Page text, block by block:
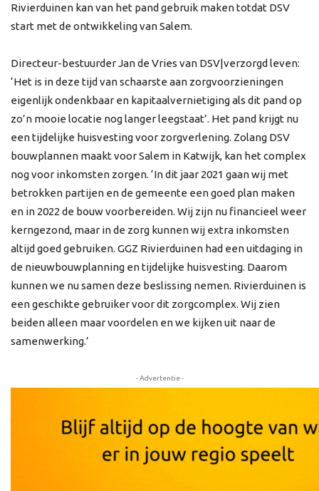
Rivierduinen kan van het pand gebruik maken totdat DSV
start met de ontwikkeling van Salem.
Directeur-bestuurder Jan de Vries van DSV|verzorgd leven:
‘Het is in deze tijd van schaarste aan zorgvoorzieningen
eigenlijk ondenkbaar en kapitaalvernietiging als dit pand op
zo’n mooie locatie nog langer leegstaat’. Het pand krijgt nu
een tijdelijke huisvesting voor zorgverlening. Zolang DSV
bouwplannen maakt voor Salem in Katwijk, kan het complex
nog voor inkomsten zorgen. ‘In dit jaar 2021 gaan wij met
betrokken partijen en de gemeente een goed plan maken
en in 2022 de bouw voorbereiden. Wij zijn nu financieel weer
kerngezond, maar in de zorg kunnen wij extra inkomsten
altijd goed gebruiken. GGZ Rivierduinen had een uitdaging in
de nieuwbouwplanning en tijdelijke huisvesting. Daarom
kunnen we nu samen deze beslissing nemen. Rivierduinen is
een geschikte gebruiker voor dit zorgcomplex. Wij zien
beiden alleen maar voordelen en we kijken uit naar de
samenwerking.’
- Advertentie -